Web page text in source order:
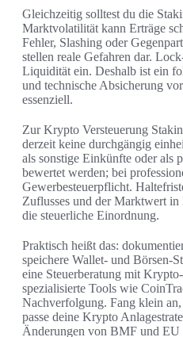
Gleichzeitig solltest du die
Marktvolatilität kann Erträge
Fehler, Slashing oder
stellen reale Gefahren dar.
Liquidität ein. Deshalb ist ein
und technische Absicherung
essenziell.
Zur Krypto Versteuerung
derzeit keine durchgängig
als sonstige Einkünfte oder als
bewertet werden; bei
Gewerbesteuerpflicht.
Zuflusses und der Marktwert
die steuerliche Einordnung.
Praktisch heißt das:
speichere Wallet- und Börsen-
eine Steuerberatung mit
spezialisierte Tools wie
Nachverfolgung. Fang klein
passe deine Krypto
Änderungen von BMF und EU